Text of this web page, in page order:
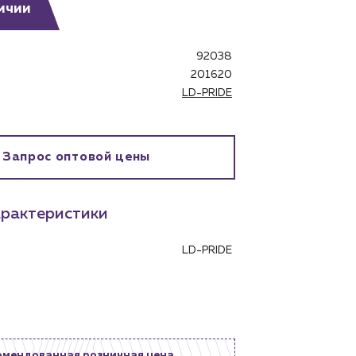
92038
201620
LD-PRIDE
Запрос оптовой цены
LD-PRIDE